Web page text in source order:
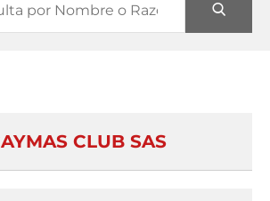
CLUB SAS